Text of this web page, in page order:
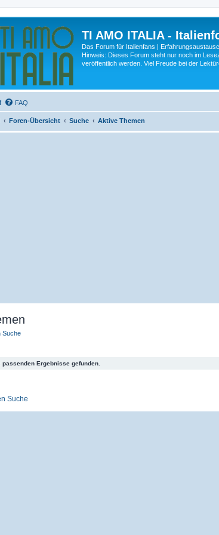
TI AMO ITALIA -
Das Forum für Italienfans |
Hinweis: Dieses Forum steht nur noch im
veröffentlich werden. Viel Freude bei der
FAQ
Foren-Übersicht Suche Aktive Themen
Suche
Ergebnisse gefunden.
Suche